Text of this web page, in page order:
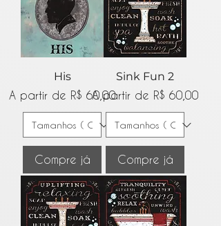
His
A partir de R$ 60,00
Preço promocional
Compre já
Sink Fun 2
A partir de R$ 60,00
Preço promocional
Compre já